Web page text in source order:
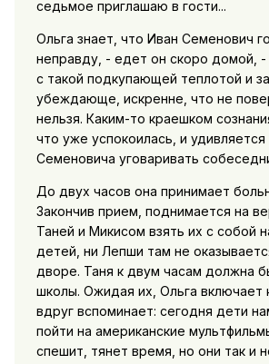
седьмое приглашаю в гости...
Ольга знает, что Иван Семенович
неправду, - едет он скоро домой, -
с такой подкупающей теплотой и
убеждающе, искренне, что не
нельзя. Каким-то краешком
что уже успокоилась, и
Семеновича уговаривать
До двух часов она принимает
Закончив прием, поднимается на
Таней и Микисом взять их с собой
детей, ни Лепши там не
дворе. Таня к двум часам должна
школы. Ожидая их, Ольга включает
вдруг вспоминает: сегодня дети
пойти на американские
спешит, тянет время, но они так и